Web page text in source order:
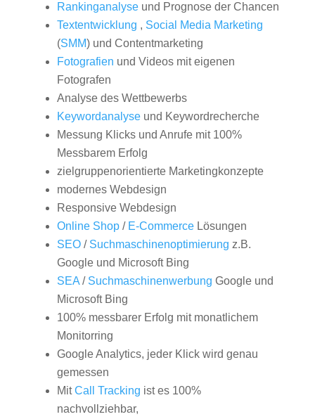
Rankinganalyseund Prognose der Chancen
Textentwicklung , Social Media Marketing
(SMM) und Contentmarketing
Fotografien und Videos mit eigenen
Fotografen
Analyse des Wettbewerbs
Keywordanalyseund Keywordrecherche
Messung Klicks und Anrufe mit 100%
Messbarem Erfolg
zielgruppenorientierte Marketingkonzepte
modernes Webdesign
Responsive Webdesign
Online Shop/ E-CommerceLösungen
SEO/ Suchmaschinenoptimierung z.B.
Google und Microsoft Bing
SEA/ Suchmaschinenwerbung Google und
Microsoft Bing
100% messbarer Erfolg mit monatlichem
Monitorring
Google Analytics, jeder Klick wird genau
gemessen
MitCall Tracking ist es 100%
nachvollziehbar,